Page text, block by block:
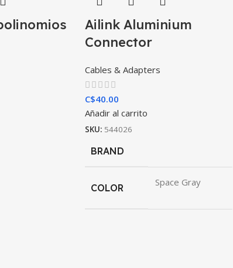
Ailink Aluminium
Connector
Cables & Adapters
C$40.00
Añadir al carrito
SKU: 544026
BRAND
COLOR Space Gray